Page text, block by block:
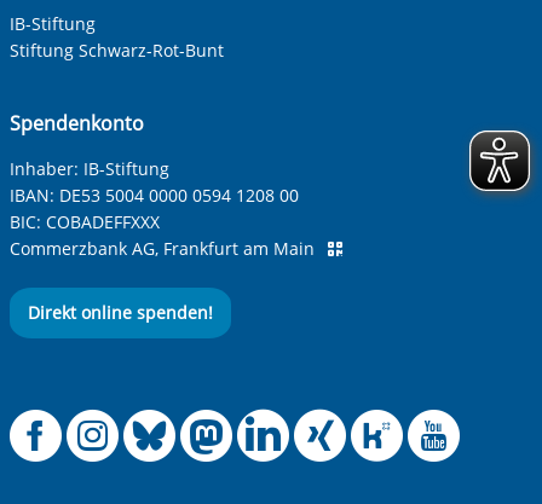
IB-Stiftung
Stiftung Schwarz-Rot-Bunt
Spendenkonto
Inhaber: IB-Stiftung
IBAN: DE53 5004 0000 0594 1208 00
BIC: COBADEFFXXX
Commerzbank AG, Frankfurt am Main
Direkt online spenden!
Offizielle
Offizielle
Offizielle
Offizielle
Offizielle